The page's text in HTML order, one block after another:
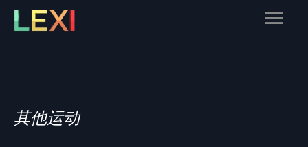
Skip
Main
其他运动